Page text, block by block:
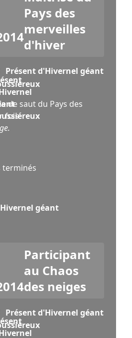
Pays des
merveilles
d'hiver
Présent d'Hivernel géant
de saut du Pays des
fois.
terminés
géant
Participant
au Chaos
des neiges
Présent d'Hivernel géant